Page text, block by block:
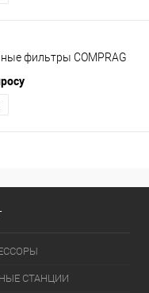
фильтры COMPRAG
СТАНЦИИ